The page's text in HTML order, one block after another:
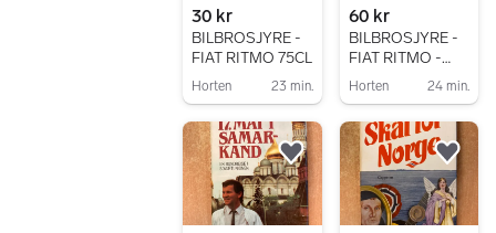
30 kr
BILBROSJYRE -
FIAT RITMO 75CL
Horten 23 min.
60 kr
BILBROSJYRE -
FIAT RITMO -
1986
Horten 24 min.
Legg til som favoritt.